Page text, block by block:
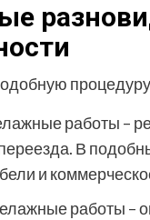
работы –
В
и
работы –